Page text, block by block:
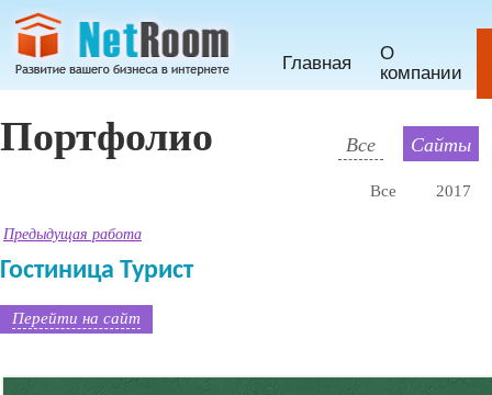
Главная
О
компании
Портфолио Все Сайты
Все 2017
Предыдущая работа
Гостиница Турист
Перейти на сайт